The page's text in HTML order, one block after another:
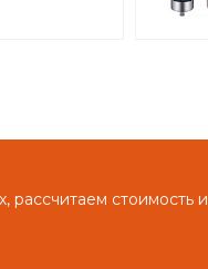
рассчитаем стоимость и